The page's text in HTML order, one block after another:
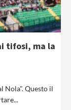
tifosi, ma la
Nola". Questo il